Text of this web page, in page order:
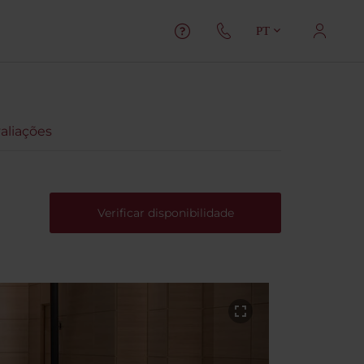
PT
Verificar disponibilidade